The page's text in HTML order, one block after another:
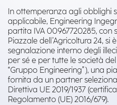
In ottemperanza agli obblighi
applicabile, Engineering
partita IVA 00967720285, con
Piazzale dell’Agricoltura 24,
segnalazione interno degli
per sé e per tutte le società
“Gruppo Engineering”), una
fornita da un partner
Direttiva UE 2019/1937
Regolamento (UE) 2016/679).